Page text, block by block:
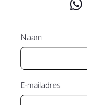
Naam
E-mailadres